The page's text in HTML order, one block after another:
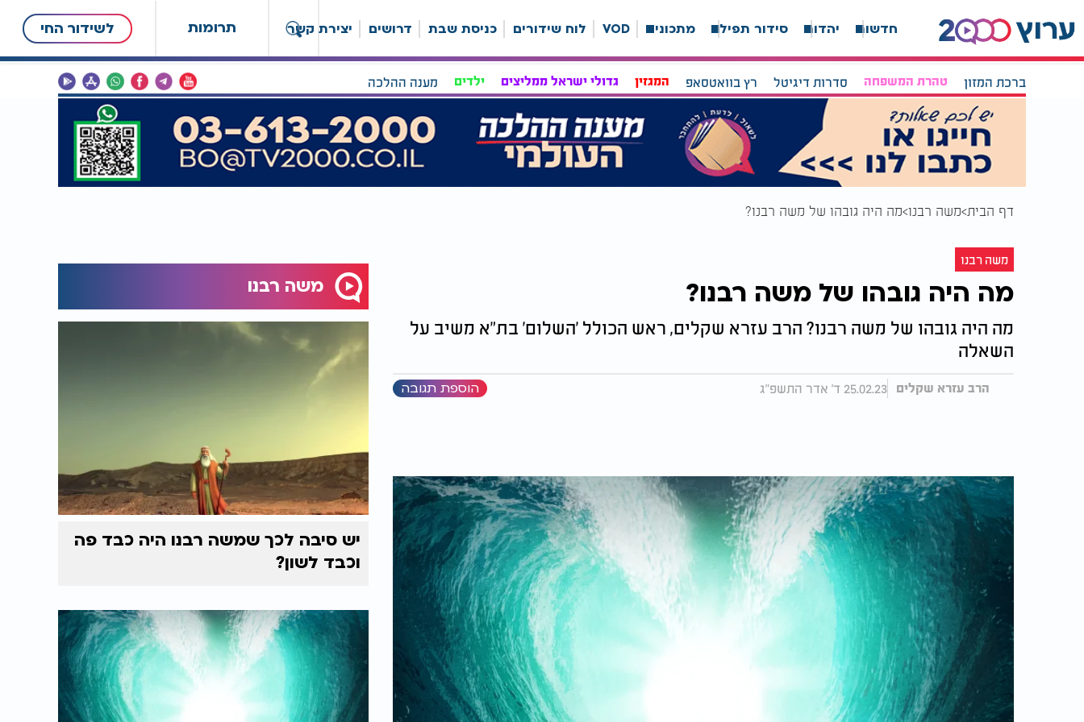
תרומות לשידור החי חדשות יהדות סידור תפילה מתכונים VOD לוח שידורים כניסת שבת דרושים יצירת קשר
ברכת המזון טהרת המשפחה סדרות דיגיטל רץ בוואטסאפ המגזין גדולי ישראל ממליצים ילדים מענה ההלכה
דף הבית משה רבנו מה היה גובהו של משה רבנו?
משה רבנו
מה היה גובהו של משה רבנו?
מה היה גובהו של משה רבנו? הרב עזרא שקלים, ראש הכולל 'השלום' בת"א משיב על
השאלה
הרב עזרא שקלים 25.02.23 ד' אדר התשפ"ג הוספת תגובה
משה רבנו
יש סיבה לכך שמשה רבנו היה כבד פה
וכבד לשון?